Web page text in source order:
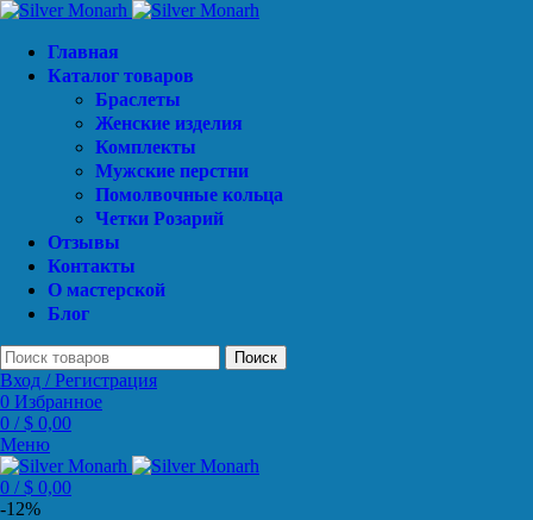
Главная
Каталог товаров
Браслеты
Женские изделия
Комплекты
Мужские перстни
Помолвочные кольца
Четки Розарий
Отзывы
Контакты
О мастерской
Блог
Поиск
Вход / Регистрация
0 Избранное
0 / $ 0,00
Меню
0 / $ 0,00
-12%